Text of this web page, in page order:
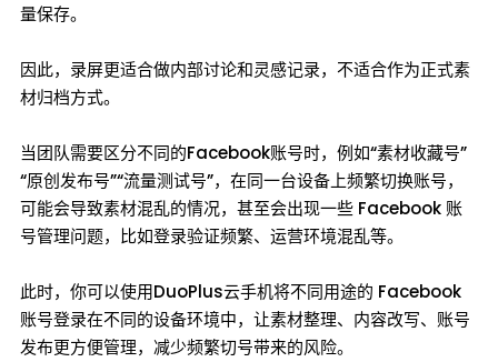
量保存。
因此，录屏更适合做内部讨论和灵感记录，不适合作为正式素
材归档方式。
当团队需要区分不同的Facebook账号时，例如“素材收藏号”
“原创发布号”“流量测试号”，在同一台设备上频繁切换账号，
可能会导致素材混乱的情况，甚至会出现一些 Facebook 账
号管理问题，比如登录验证频繁、运营环境混乱等。
此时，你可以使用DuoPlus云手机将不同用途的 Facebook
账号登录在不同的设备环境中，让素材整理、内容改写、账号
发布更方便管理，减少频繁切号带来的风险。